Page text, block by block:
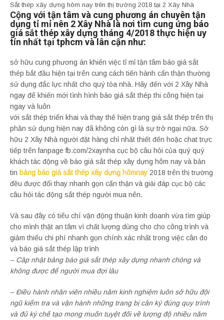
Sắt thép xây dựng hôm nay trên thị trường 2018 tại 2 Xây Nhà
Cộng với tận tâm và cung phương án chuyên tận
dụng tỉ mỉ nên 2 Xây Nhà là nơi tìm cung ứng báo
giá sắt thép xây dựng tháng 4/2018 thực hiện uy
tín nhất tại tphcm và lân cận như:
sở hữu cung phương án khiến việc tỉ mỉ tận tâm báo giá sắt
thép bắt đầu hiện tại trên cung cách tiến hành cẩn thận thường
sử dụng đắc lực nhất cho quý tòa nhà. Hãy đến với 2 Xây Nhà
ngay để khiến mới tình hình báo giá sắt thép thi công hiện tại
ngay và luôn
với sắt thép triển khai và thay thế hiện trạng giá sắt thép trên thị
phần sử dụng hiện nay đã không còn gì là sự trở ngại nữa. Sở
hữu 2 Xây Nhà người đặt hàng chỉ nhất thiết đến hoặc chat trực
tiếp trên fanpage fb.com/2xaynha cục bộ câu hỏi của quý quý
khách tác động về báo giá sắt thép xây dựng hôm nay và bản
tin bảng báo giá sắt thép xây dựng hômnay 2018 trên thị trường
đều được đổi thay nhanh gọn cẩn thận và giải đáp cục bộ các
câu hỏi tác động sắt thép người mua nên.
Và sau đây có tiêu chí vận động thuận kinh doanh vừa tìm giúp
cho mình thật an tâm vì chất lượng dùng cho cho công trình và
giảm thiểu chi phí nhanh gọn chính xác nhất trong việc cân đo
và báo giá sắt thép lập trình
– Câp nhật bảng báo giá sắt thép xây dựng nhanh chóng và
không được để người mua đợi lâu
– Điều hành nhân viên nhiều năm kinh nghiệm luôn sở hữu đội
ngũ kiểm tra và vận hành những trang bị cân ký đúng quy trình
và đủ ký chế tạo mong muốn tuyệt đối về lượng độ nhiều năm